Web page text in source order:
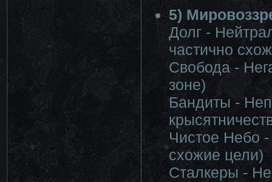
5)
Долг -
частично
Свобода -
зоне)
Бандиты -
Чистое Небо
схожие цели)
Сталкеры -